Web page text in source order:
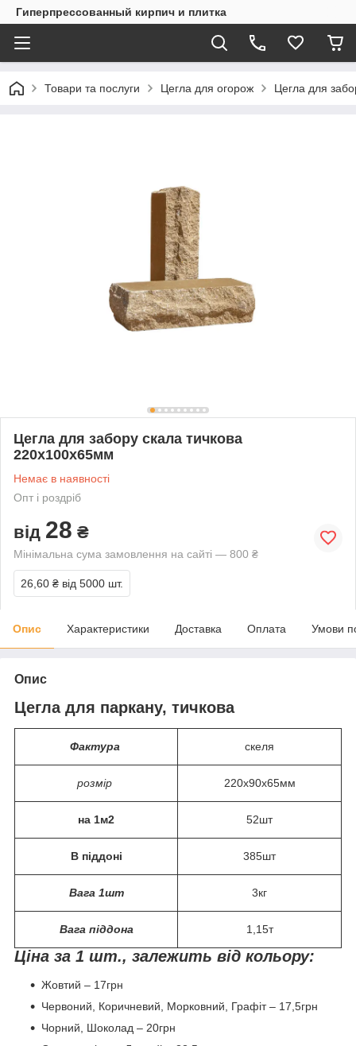
Гиперпрессованный кирпич и плитка
Товари та послуги Цегла для огорож Цегла для
Цегла для забору скала тичкова
220х100х65мм
Немає в наявності
Опт і роздріб
від 28 ₴
Мінімальна сума замовлення на сайті — 800 ₴
26,60 ₴ від 5000 шт.
Опис Характеристики Доставка Оплата Умови
Опис
Цегла для паркану, тичкова
Фактура скеля
розмір 220х90х65мм
на 1м2 52шт
В піддоні 385шт
Вага1шт 3кг
Вагапіддона 1,15т
Ціна за 1 шт., залежить від кольору:
Жовтий – 17грн
Червоний, Коричневий, Морковний, Графіт – 17,5грн
Чорний, Шоколад – 20грн